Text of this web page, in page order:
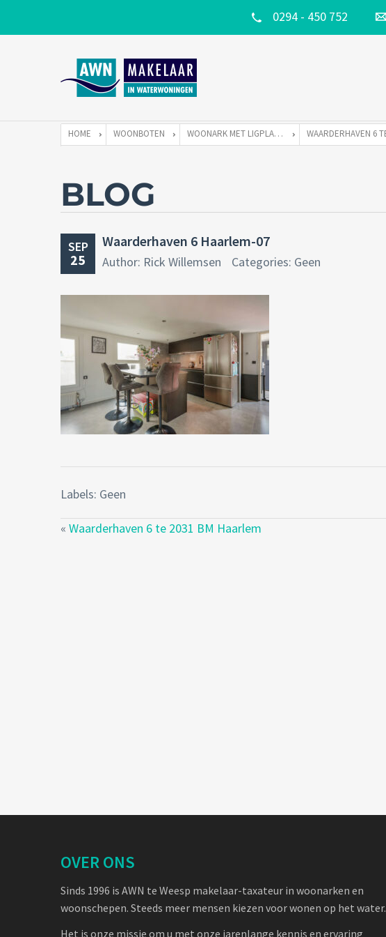
0294 - 450 752
HOME WOONBOTEN WOONARK MET LIGPLAATS
BLOG
SEP
25
Waarderhaven 6 Haarlem-07
Author: Rick Willemsen Categories: Geen
Labels: Geen
« Waarderhaven 6 te 2031 BM Haarlem
OVER ONS
Sinds 1996 is AWN te Weesp makelaar-taxateur in woonarken en
woonschepen. Steeds meer mensen kiezen voor wonen op het water.
Het is onze missie om u met onze jarenlange kennis en ervaring